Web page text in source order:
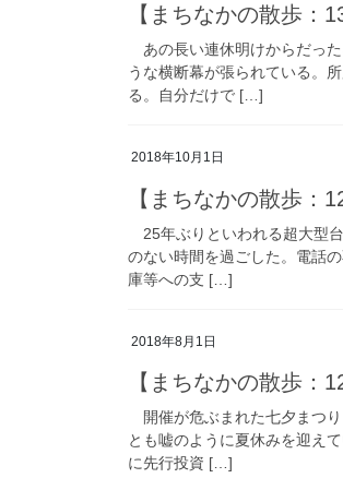
【まちなかの散歩：
あの長い連休明けからだっ
うな横断幕が張られている。
る。自分だけで […]
2018年10月1日
【まちなかの散歩：
25年ぶりといわれる超大型
のない時間を過ごした。電話
庫等への支 […]
2018年8月1日
【まちなかの散歩：
開催が危ぶまれた七夕まつ
とも嘘のように夏休みを迎え
に先行投資 […]